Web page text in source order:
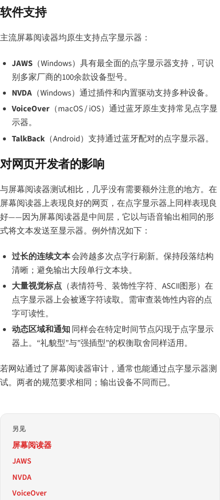
软件支持
主流屏幕阅读器均原生支持点字显示器：
JAWS（Windows）具有最全面的点字显示器支持，可识
别多家厂商的100余款设备型号。
NVDA（Windows）通过插件和内置驱动支持多种设备。
VoiceOver（macOS / iOS）通过蓝牙原生支持常见点字显
示器。
TalkBack（Android）支持通过蓝牙配对的点字显示器。
对网页开发者的影响
与屏幕阅读器测试相比，几乎没有需要额外注意的地方。在
屏幕阅读器上表现良好的网页，在点字显示器上同样表现良
好——因为屏幕阅读器是中间层，它以与语音输出相同的形
式将文本发送至显示器。例外情况如下：
过长的连续文本会跨越多次点字行刷新。保持段落结构
清晰；避免输出大段单行文本块。
大量视觉标点（表情符号、装饰性字符、ASCII图形）在
点字显示器上会被逐字符读取。需审查装饰性内容的点
字可读性。
动态区域和通知 同样会在特定时间节点闪现于点字显示
器上。“礼貌型”与”强插型”的权衡取舍同样适用。
若网站通过了屏幕阅读器审计，通常也能通过点字显示器测
试。两者的规范要求相同；输出设备不同而已。
另见
屏幕阅读器
JAWS
NVDA
VoiceOver